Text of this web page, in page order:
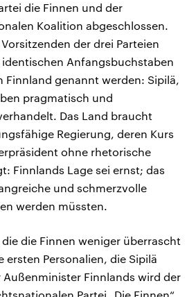
die Finnen und der
Koalition abgeschlossen.
Vorsitzenden der drei Parteien
Anfangsbuchstaben
Finnland genannt werden: Sipilä,
pragmatisch und
Das Land braucht
Regierung, deren Kurs
ohne rhetorische
Finnlands Lage sei ernst; das
und schmerzvolle
werden müssten.
die Finnen weniger überrascht
ersten Personalien, die Sipilä
Außenminister Finnlands wird der